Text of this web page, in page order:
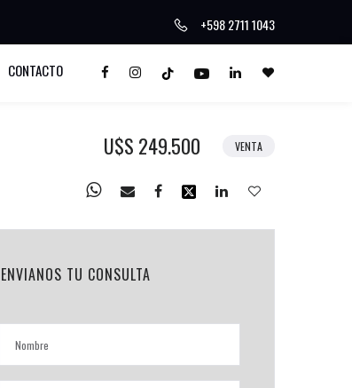
+598 2711 1043
CONTACTO
U$S 249.500 VENTA
ENVIANOS TU CONSULTA